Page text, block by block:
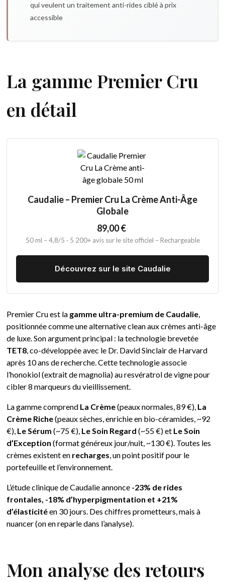
qui veulent un traitement anti-rides ciblé à prix
accessible
La gamme Premier Cru
en détail
Caudalie – Premier Cru La Crème Anti-Âge
Globale
89,00 €·
50 ml – 4,8/5 · 5 200+ avis sur le site officiel – Rechargeable
Découvrez sur le site Caudalie
Premier Cru est la gamme ultra-premium de Caudalie,
positionnée comme une alternative clean aux crèmes anti-âge
de luxe. Son argument principal : la technologie brevetée
TET8, co-développée avec le Dr. David Sinclair de Harvard
après 10 ans de recherche. Cette technologie associe
l’honokiol (extrait de magnolia) au resvératrol de vigne pour
cibler 8 marqueurs du vieillissement.
La gamme comprend La Crème(peaux normales, 89 €), La
Crème Riche(peaux sèches, enrichie en bio-céramides, ~92
€), Le Sérum (~75 €), Le Soin Regard (~55 €) et Le Soin
d’Exception (format généreux jour/nuit, ~130 €). Toutes les
crèmes existent en recharges, un point positif pour le
portefeuille et l’environnement.
L’étude clinique de Caudalie annonce -23% de rides
frontales, -18% d’hyperpigmentation et +21%
d’élasticitéen 30 jours. Des chiffres prometteurs, mais à
nuancer (on en reparle dans l’analyse).
Mon analyse des retours